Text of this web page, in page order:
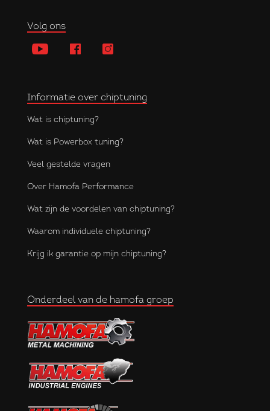
Volg ons
Informatie over chiptuning
Wat is chiptuning?
Wat is Powerbox tuning?
Veel gestelde vragen
Over Hamofa Performance
Wat zijn de voordelen van chiptuning?
Waarom individuele chiptuning?
Krijg ik garantie op mijn chiptuning?
Onderdeel van de hamofa groep